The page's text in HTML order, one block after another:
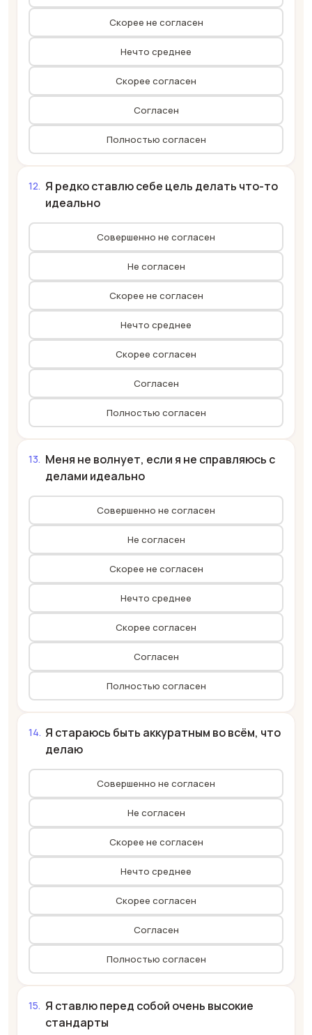
Скорее не согласен
Нечто среднее
Скорее согласен
Согласен
Полностью согласен
Я редко ставлю себе цель делать что-то
идеально
Совершенно не согласен
Не согласен
Скорее не согласен
Нечто среднее
Скорее согласен
Согласен
Полностью согласен
Меня не волнует, если я не справляюсь с
делами идеально
Совершенно не согласен
Не согласен
Скорее не согласен
Нечто среднее
Скорее согласен
Согласен
Полностью согласен
Я стараюсь быть аккуратным во всём, что
делаю
Совершенно не согласен
Не согласен
Скорее не согласен
Нечто среднее
Скорее согласен
Согласен
Полностью согласен
Я ставлю перед собой очень высокие
стандарты